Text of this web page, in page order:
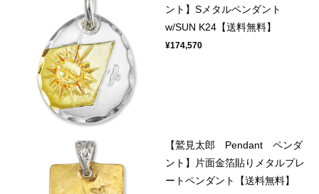
ント】Sメタルペンダント
w/SUN K24【送料無料】
¥174,570
【鷲見太郎 Pendant ペンダ
ント】片面金箔貼りメタルプレ
ートペンダント【送料無料】